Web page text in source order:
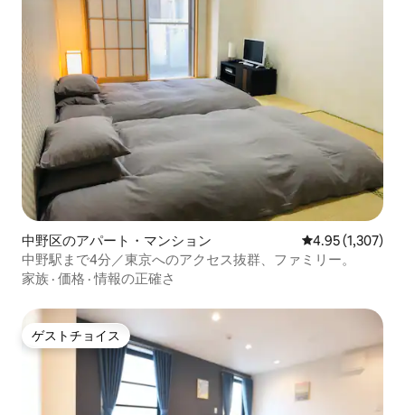
中野区のアパート・マンション レビュー1,307
4.95 (1,307)
中野駅まで4分／東京へのアクセス抜群、ファミリー。
家族 · 価格 ·情報の正確さ
ゲストチョイス
ゲストチョイス